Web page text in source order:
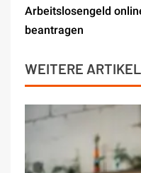
Arbeitslosengeld
beantragen
WEITERE ARTIKEL